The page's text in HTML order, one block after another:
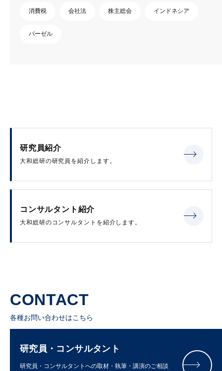
消費税 会社法 株主総会 インドネシア
バーゼル
研究員紹介
大和総研の研究員を紹介します。
コンサルタント紹介
大和総研のコンサルタントを紹介します。
CONTACT
各種お問い合わせはこちら
研究員・コンサルタント
研究員・コンサルタントへの取材・執筆・講演のご相談